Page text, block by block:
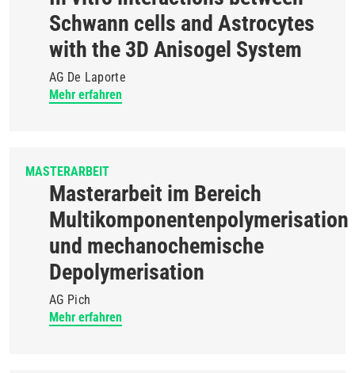
Schwann cells and Astrocytes
with the 3D Anisogel System
AG De Laporte
Mehr erfahren
MASTERARBEIT
Masterarbeit im Bereich
Multikomponentenpolymerisation
und mechanochemische
Depolymerisation
AG Pich
Mehr erfahren